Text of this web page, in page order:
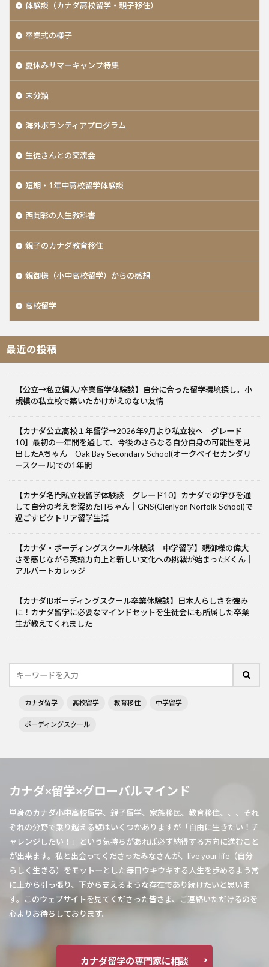
体験談（カナダ高校留学・親子移住）
卒業式の様子
夏休みサマーキャンプ特集
未分類
海外ボランティアプログラム
生徒さんとの交流会
短期・1年中高校留学体験談
西岡彩の人生教科書
親子のカナダ教育移住
親御様（小中高校留学）からの感想
高校留学
最近の投稿
【公立→私立編入/卒業留学体験談】自分に合った留学環境探し。小
規模の私立校で築いたかけがえのない友情
【カナダ公立高校１年留学→2026年9月より私立校へ｜グレード
10】最初の一年間を通して、今後のさらなる自分自身の可能性を見
出したAちゃん Oak Bay Secondary School(オークベイセカンダリ
ースクール)での1年間
【カナダ名門私立校留学体験談｜グレード10】カナダでの学びを通
して自分の考えを深めたHちゃん｜GNS(Glenlyon Norfolk School)で
過ごすビクトリア留学生活
【カナダ・ボーディングスクール体験談｜中学留学】親御様の偉大
さを感じながら英語力向上と新しい文化への挑戦が始まったKくん｜
アルバートカレッジ
【カナダIBボーディングスクール卒業体験談】日本人らしさを強み
に！カナダ留学に必要なマインドセットを生徒会にも所属した卒業
生が教えてくれました
カナダ留学 高校留学 教育移住 中学留学
ボーディングスクール
カナダ×留学×グローバルマインド
単身のカナダ小中高校留学、親子留学、家族移民、教育移住、、、それ
ぞれの分野で乗り越える壁はいくつかありますが「自由に生きたい！チ
ャレンジしたい！」という気持ちがあれば必ず納得する方向に進むこと
が出来ます。私と出会ってくださったみなさんが、live your life（自分
らしく生きる）をモットーとした毎日ウキウキする人生を歩めるよう常
に上から引っ張り、下から支えるような存在であり続けたいと思いま
す。このウェブサイトを見てくださった皆さま、ご連絡いただけるのを
心よりお待ちしております。
カナダ留学の専門家に相談